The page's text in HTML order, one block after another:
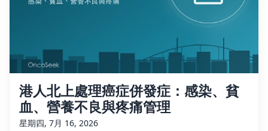
港人北上處理癌症併發症：感染、貧
血、營養不良與疼痛管理
星期四, 7月 16, 2026